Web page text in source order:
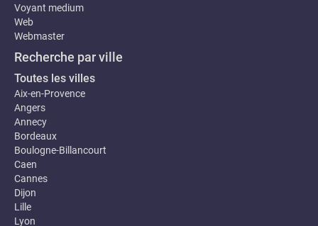
Voyant medium
Web
Webmaster
Recherche par ville
Toutes les villes
Aix-en-Provence
Angers
Annecy
Bordeaux
Boulogne-Billancourt
Caen
Cannes
Dijon
Lille
Lyon